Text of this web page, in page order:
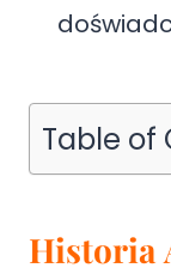
Table of
Historia